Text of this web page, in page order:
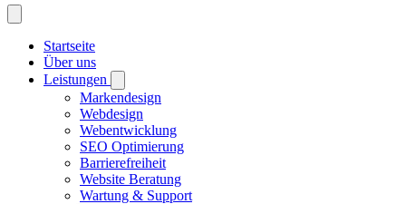
Startseite
Über uns
Leistungen
Markendesign
Webdesign
Webentwicklung
SEO Optimierung
Barrierefreiheit
Website Beratung
Wartung & Support